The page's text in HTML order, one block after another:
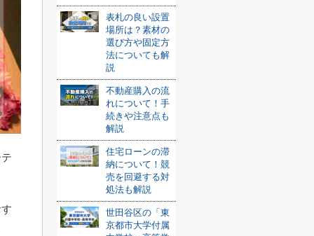
表札の良い設置
場所は？素材の
選び方や固定方
法についても解
説
不動産購入の流
れについて！手
続きや注意点も
解説
住宅ローンの滞
納について！競
売を回避する対
処法も解説
世田谷区の「東
京都市大学付属